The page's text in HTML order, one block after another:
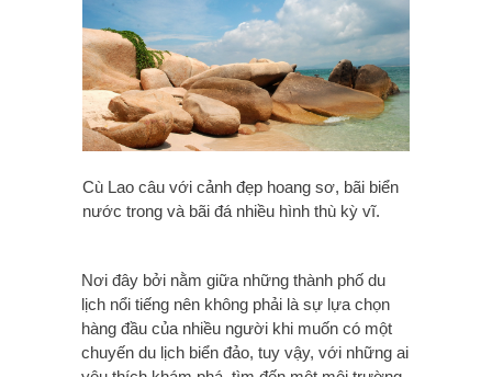
Cù Lao câu với cảnh đẹp hoang sơ, bãi biển
nước trong và bãi đá nhiều hình thù kỳ vĩ.
Nơi đây bởi nằm giữa những thành phố du
lịch nổi tiếng nên không phải là sự lựa chọn
hàng đầu của nhiều người khi muốn có một
chuyến du lịch biển đảo, tuy vậy, với những ai